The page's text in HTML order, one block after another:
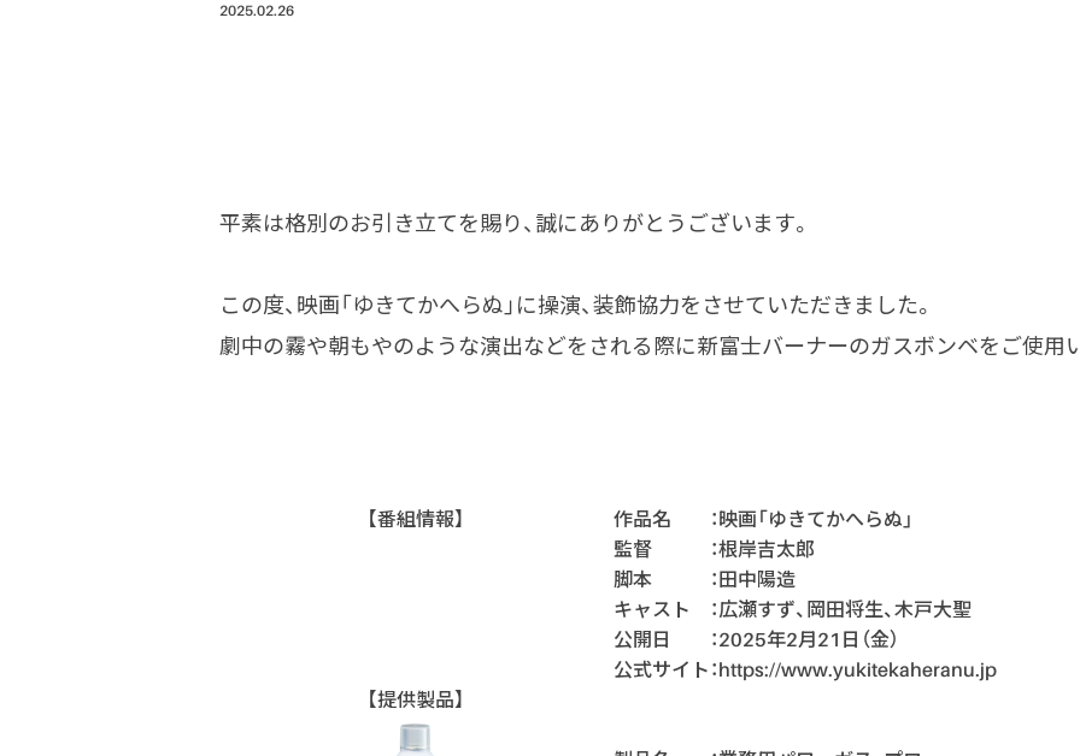
2025.02.26
平素は格別のお引き立てを賜り、誠にありがとうございます。
この度、映画「ゆきてかへらぬ」に操演、装飾協力をさせていただきました。
劇中の霧や朝もやのような演出などをされる際に新富士バーナーのガスボンベをご使用
【番組情報】
作品名 ：映画「ゆきてかへらぬ」
監督 ：根岸吉太郎
脚本 ：田中陽造
キャスト ：広瀬すず、岡田将生、木戸大聖
公開日 ：2025年2月21日（金）
公式サイト：https://www.yukitekaheranu.jp
【提供製品】